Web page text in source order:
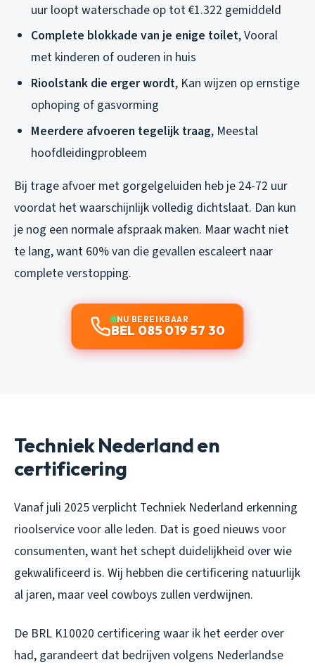
uur loopt waterschade op tot €1.322 gemiddeld
Complete blokkade van je enige toilet, Vooral
met kinderen of ouderen in huis
Rioolstank die erger wordt, Kan wijzen op ernstige
ophoping of gasvorming
Meerdere afvoeren tegelijk traag, Meestal
hoofdleidingprobleem
Bij trage afvoer met gorgelgeluiden heb je 24-72 uur
voordat het waarschijnlijk volledig dichtslaat. Dan kun
je nog een normale afspraak maken. Maar wacht niet
te lang, want 60% van die gevallen escaleert naar
complete verstopping.
NU BEREIKBAAR
BEL 085 019 57 30
Techniek Nederland en
certificering
Vanaf juli 2025 verplicht Techniek Nederland erkenning
rioolservice voor alle leden. Dat is goed nieuws voor
consumenten, want het schept duidelijkheid over wie
gekwalificeerd is. Wij hebben die certificering natuurlijk
al jaren, maar veel cowboys zullen verdwijnen.
De BRL K10020 certificering waar ik het eerder over
had, garandeert dat bedrijven volgens Nederlandse